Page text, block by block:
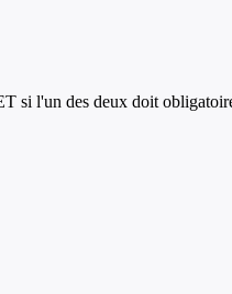
si l'un des deux doit